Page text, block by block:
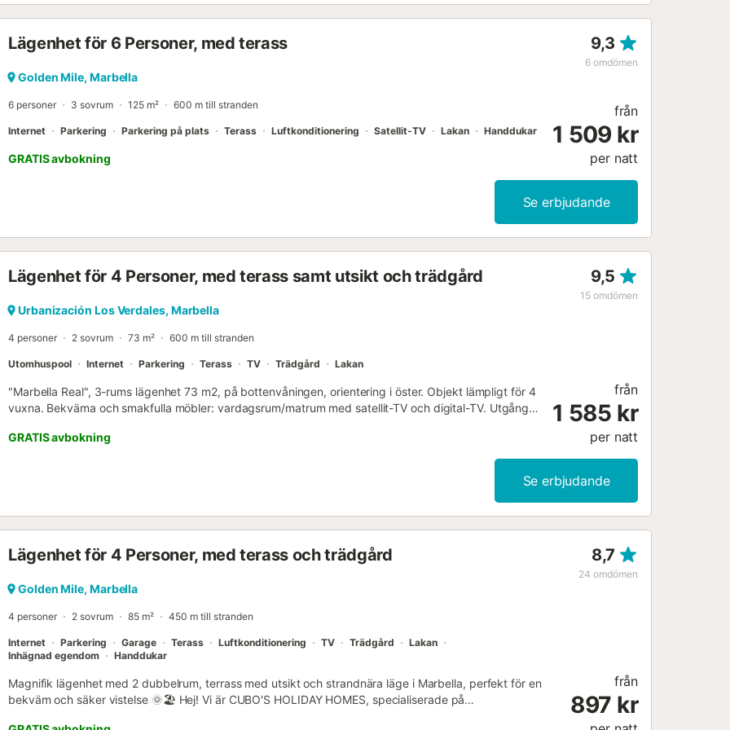
Lägenhet för 6 Personer, med terass 9,3
6 omdömen
Golden Mile, Marbella
6 personer 3 sovrum 125 m² 600 m till stranden
Internet Parkering Parkering på plats Terass Luftkonditionering Satellit-TV Lakan Handdukar
GRATIS avbokning
från
1 509 kr
per natt
Se erbjudande
Lägenhet för 4 Personer, med terass samt utsikt och trädgård 9,5
15 omdömen
Urbanización Los Verdales, Marbella
4 personer 2 sovrum 73 m² 600 m till stranden
Utomhuspool Internet Parkering Terass TV Trädgård Lakan
"Marbella Real", 3-rums lägenhet 73 m2, på bottenvåningen, orientering i öster. Objekt lämpligt för 4
vuxna. Bekväma och smakfulla möbler: vardagsrum/matrum med satellit-TV och digital-TV. Utgång
med badkar/WC och handfat. Öppet kök (diskmaskin, 4 keramiska hällar, mikrovågsugn, frys).
landsbygden. Faciliteter: tvättmaskin, barnstol, barnsäng. Internet (WiFi, gratis). Parkeringsplats nr
GRATIS avbokning
från
1 585 kr
per natt
Se erbjudande
Lägenhet för 4 Personer, med terass och trädgård 8,7
24 omdömen
Golden Mile, Marbella
4 personer 2 sovrum 85 m² 450 m till stranden
Internet Parkering Garage Terass Luftkonditionering TV Trädgård
Lakan
Inhägnad egendom
Handdukar
Magnifik lägenhet med 2 dubbelrum, terrass med utsikt och strandnära läge i Marbella, perfekt för en
bekväm och säker vistelse 🌞🏖️ Hej! Vi är CUBO'S HOLIDAY HOMES, specialiserade på
från
897 kr